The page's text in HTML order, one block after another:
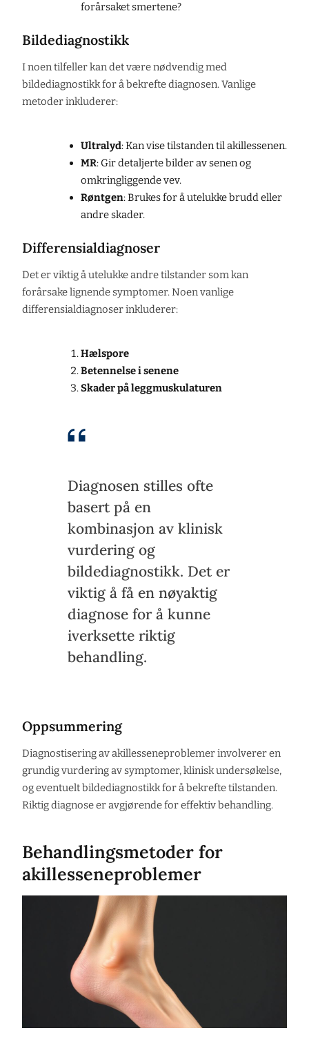
forårsaket smertene?
Bildediagnostikk
I noen tilfeller kan det være nødvendig med
bildediagnostikk for å bekrefte diagnosen. Vanlige
metoder inkluderer:
Ultralyd: Kan vise tilstanden til akillessenen.
MR: Gir detaljerte bilder av senen og
omkringliggende vev.
Røntgen: Brukes for å utelukke brudd eller
andre skader.
Differensialdiagnoser
Det er viktig å utelukke andre tilstander som kan
forårsake lignende symptomer. Noen vanlige
differensialdiagnoser inkluderer:
Hælspore
Betennelse i senene
Skader på leggmuskulaturen
Diagnosen stilles ofte
basert på en
kombinasjon av klinisk
vurdering og
bildediagnostikk. Det er
viktig å få en nøyaktig
diagnose for å kunne
iverksette riktig
behandling.
Oppsummering
Diagnostisering av akillesseneproblemer involverer en
grundig vurdering av symptomer, klinisk undersøkelse,
og eventuelt bildediagnostikk for å bekrefte tilstanden.
Riktig diagnose er avgjørende for effektiv behandling.
Behandlingsmetoder for
akillesseneproblemer